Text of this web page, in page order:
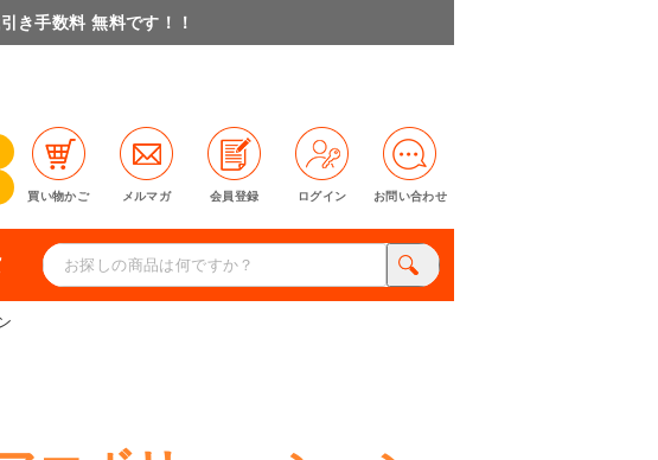
き手数料 無料です！！
買い物かご メルマガ 会員登録 ログイン お問い合わせ